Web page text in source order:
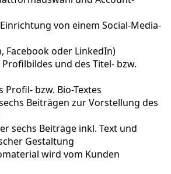
von einem Social-Media-
Facebook oder LinkedIn)
und des Titel- bzw.
Profil- bzw. Bio-Textes
Beiträgen zur Vorstellung des
sechs Beiträge inkl. Text und
Gestaltung
wird vom Kunden